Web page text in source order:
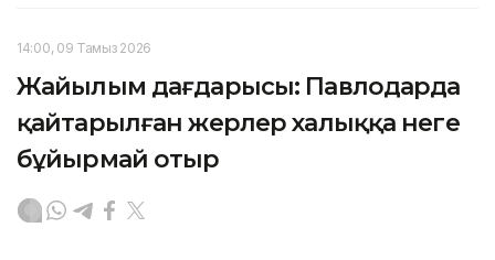
14:00, 09 Тамыз 2026
Жайылым дағдарысы: Павлодарда
қайтарылған жерлер халыққа неге
бұйырмай отыр